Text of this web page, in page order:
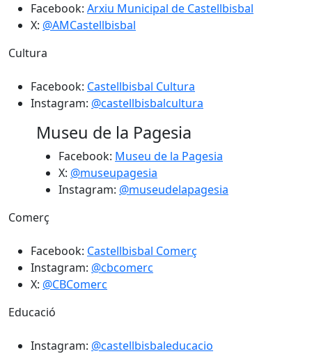
Facebook: Arxiu Municipal de Castellbisbal
X: @AMCastellbisbal
Cultura
​​​​​​Facebook: Castellbisbal Cultura
Instagram: @castellbisbalcultura
Museu de la Pagesia
Facebook: Museu de la Pagesia
X: @museupagesia
Instagram: @museudelapagesia
Comerç
Facebook: Castellbisbal Comerç
Instagram: @cbcomerc
X: @CBComerc
Educació
Instagram: @castellbisbaleducacio